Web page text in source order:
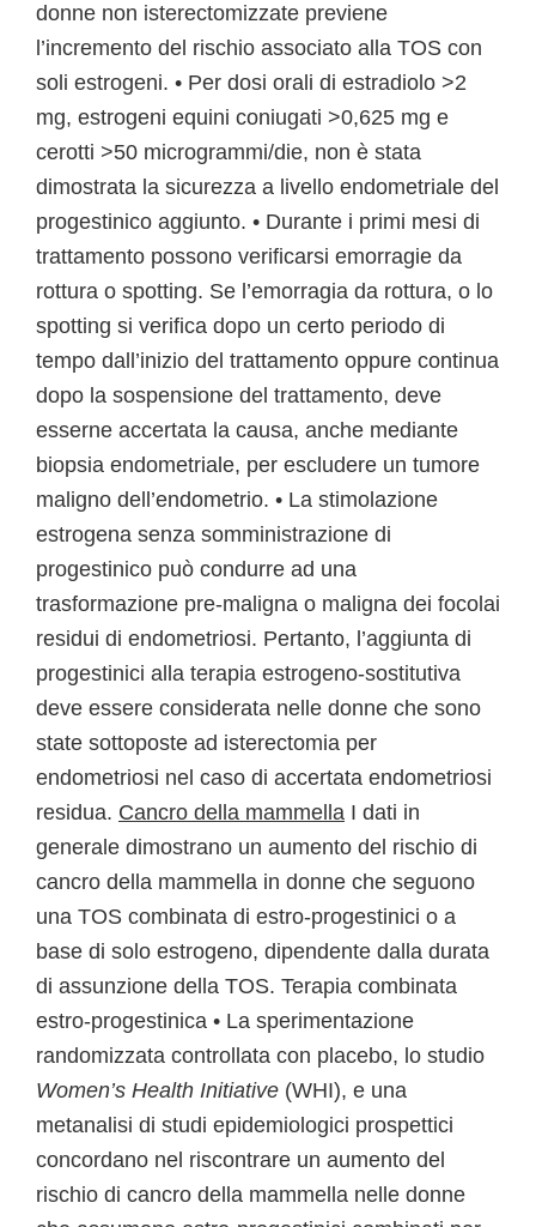
donne non isterectomizzate previene
l’incremento del rischio associato alla TOS con
soli estrogeni. • Per dosi orali di estradiolo >2
mg, estrogeni equini coniugati >0,625 mg e
cerotti >50 microgrammi/die, non è stata
dimostrata la sicurezza a livello endometriale del
progestinico aggiunto. • Durante i primi mesi di
trattamento possono verificarsi emorragie da
rottura o spotting. Se l’emorragia da rottura, o lo
spotting si verifica dopo un certo periodo di
tempo dall’inizio del trattamento oppure continua
dopo la sospensione del trattamento, deve
esserne accertata la causa, anche mediante
biopsia endometriale, per escludere un tumore
maligno dell’endometrio. • La stimolazione
estrogena senza somministrazione di
progestinico può condurre ad una
trasformazione pre-maligna o maligna dei focolai
residui di endometriosi. Pertanto, l’aggiunta di
progestinici alla terapia estrogeno-sostitutiva
deve essere considerata nelle donne che sono
state sottoposte ad isterectomia per
endometriosi nel caso di accertata endometriosi
residua. Cancro della mammella I dati in
generale dimostrano un aumento del rischio di
cancro della mammella in donne che seguono
una TOS combinata di estro-progestinici o a
base di solo estrogeno, dipendente dalla durata
di assunzione della TOS. Terapia combinata
estro-progestinica • La sperimentazione
randomizzata controllata con placebo, lo studio
Women’s Health Initiative (WHI), e una
metanalisi di studi epidemiologici prospettici
concordano nel riscontrare un aumento del
rischio di cancro della mammella nelle donne